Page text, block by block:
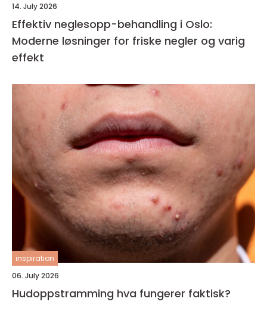
14. July 2026
Effektiv neglesopp-behandling i Oslo:
Moderne løsninger for friske negler og varig
effekt
inspiration
06. July 2026
Hudoppstramming hva fungerer faktisk?